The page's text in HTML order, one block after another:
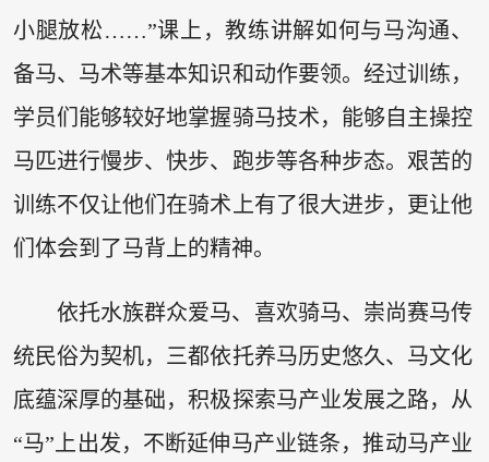
小腿放松……”课上，教练讲解如何与马沟通、
备马、马术等基本知识和动作要领。经过训练，
学员们能够较好地掌握骑马技术，能够自主操控
马匹进行慢步、快步、跑步等各种步态。艰苦的
训练不仅让他们在骑术上有了很大进步，更让他
们体会到了马背上的精神。
依托水族群众爱马、喜欢骑马、崇尚赛马传
统民俗为契机，三都依托养马历史悠久、马文化
底蕴深厚的基础，积极探索马产业发展之路，从
“马”上出发，不断延伸马产业链条，推动马产业